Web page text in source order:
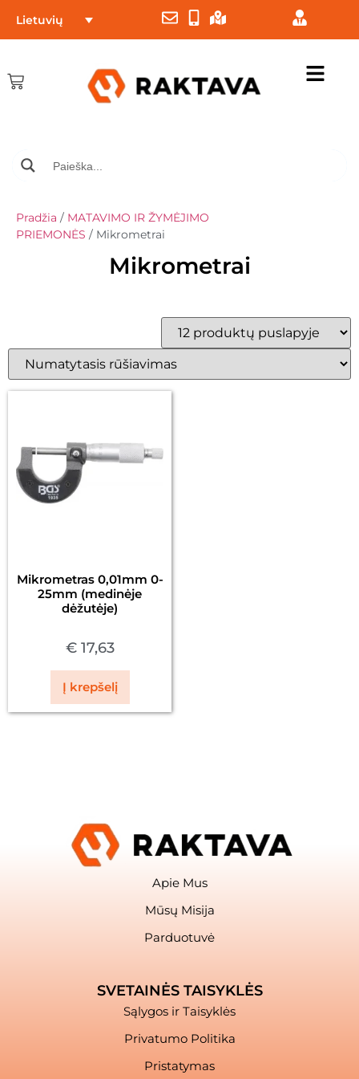
Lietuvių
Pradžia / MATAVIMO IR ŽYMĖJIMO
PRIEMONĖS / Mikrometrai
Mikrometrai
Mikrometras 0,01mm 0-
25mm (medinėje
dėžutėje)
€17,63
Į krepšelį
Apie Mus
Mūsų Misija
Parduotuvė
SVETAINĖS TAISYKLĖS
Sąlygos ir Taisyklės
Privatumo Politika
Pristatymas